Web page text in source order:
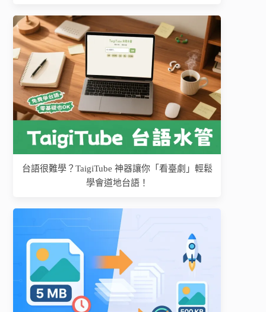
台語很難學？TaigiTube 神器讓你「看臺劇」輕鬆
學會道地台語！